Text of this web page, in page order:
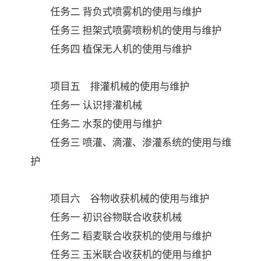
任务二 背负式喷雾机的使用与维护
任务三 担架式喷雾喷粉机的使用与维护
任务四 植保无人机的使用与维护
项目五 排灌机械的使用与维护
任务一 认识排灌机械
任务二 水泵的使用与维护
任务三 喷灌、滴灌、渗灌系统的使用与维
护
项目六 谷物收获机械的使用与维护
任务一初识谷物联合收获机械
任务二 稻麦联合收获机的使用与维护
任务三 玉米联合收获机的使用与维护